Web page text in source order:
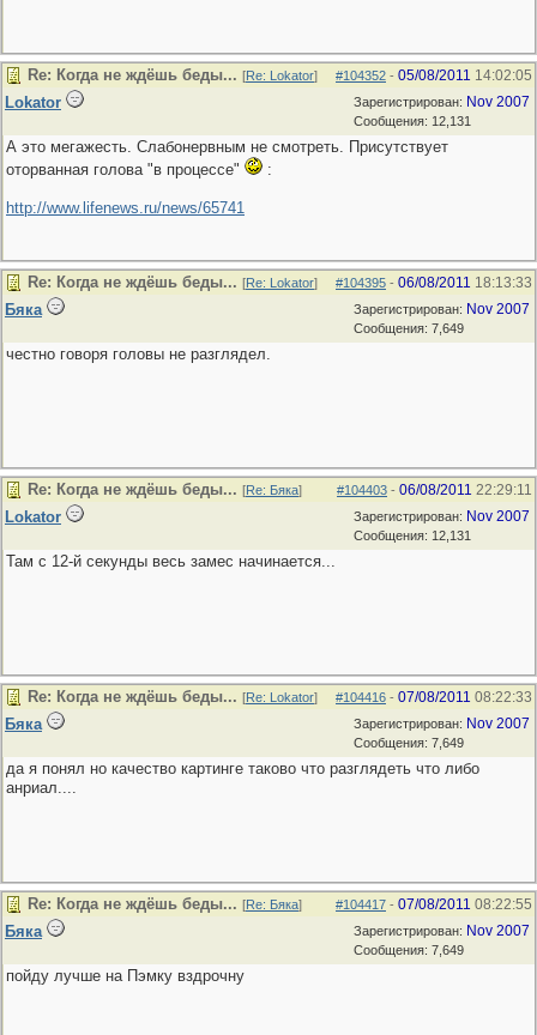
#104352 - 05/08/2011 14:02:05
Re: Когда не ждёшь беды... [Re: Lokator]
Зарегистрирован: Nov 2007
Сообщения: 12,131
Lokator
А это мегажесть. Слабонервным не смотреть. Присутствует
оторванная голова "в процессе"
:
http://www.lifenews.ru/news/65741
#104395 - 06/08/2011 18:13:33
Re: Когда не ждёшь беды... [Re: Lokator]
Зарегистрирован: Nov 2007
Сообщения: 7,649
Бяка
честно говоря головы не разглядел.
#104403 - 06/08/2011 22:29:11
Re: Когда не ждёшь беды... [Re: Бяка]
Зарегистрирован: Nov 2007
Сообщения: 12,131
Lokator
Там с 12-й секунды весь замес начинается...
#104416 - 07/08/2011 08:22:33
Re: Когда не ждёшь беды... [Re: Lokator]
Зарегистрирован: Nov 2007
Сообщения: 7,649
Бяка
да я понял но качество картинге таково что разглядеть что либо
анриал....
#104417 - 07/08/2011 08:22:55
Re: Когда не ждёшь беды... [Re: Бяка]
Зарегистрирован: Nov 2007
Сообщения: 7,649
Бяка
пойду лучше на Пэмку вздрочну